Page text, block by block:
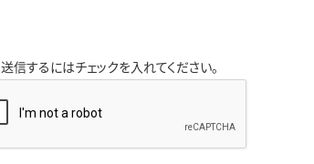
送信するにはチェックを入れてください。